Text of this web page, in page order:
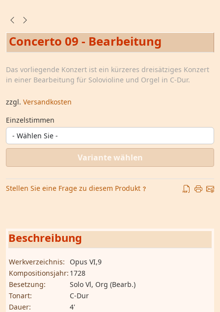
Concerto 09 - Bearbeitung
Das vorliegende Konzert ist ein kürzeres dreisätziges Konzert
in einer Bearbeitung für Solovioline und Orgel in C-Dur.
zzgl. Versandkosten
Einzelstimmen
Variante wählen
Stellen Sie eine Frage zu diesem Produkt
Beschreibung
Werkverzeichnis:
Opus VI,9
Kompositionsjahr: 1728
Besetzung:
Solo Vl, Org (Bearb.)
Tonart:
C-Dur
Dauer:
4'